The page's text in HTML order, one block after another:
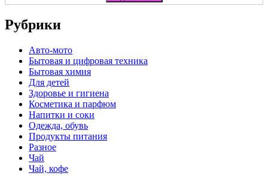
Рубрики
Авто-мото
Бытовая и цифровая техника
Бытовая химия
Для детей
Здоровье и гигиена
Косметика и парфюм
Напитки и соки
Одежда, обувь
Продукты питания
Разное
Чай
Чай, кофе